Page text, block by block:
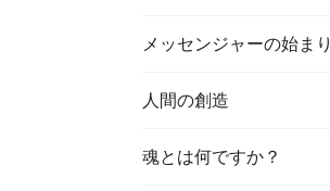
メッセンジャーの始まり
人間の創造
魂とは何ですか？